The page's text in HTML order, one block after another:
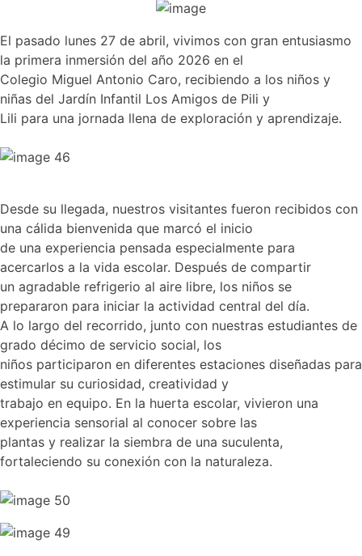
El pasado lunes 27 de abril, vivimos con gran entusiasmo
la primera inmersión del año 2026 en el
Colegio Miguel Antonio Caro, recibiendo a los niños y
niñas del Jardín Infantil Los Amigos de Pili y
Lili para una jornada llena de exploración y aprendizaje.
Desde su llegada, nuestros visitantes fueron recibidos con
una cálida bienvenida que marcó el inicio
de una experiencia pensada especialmente para
acercarlos a la vida escolar. Después de compartir
un agradable refrigerio al aire libre, los niños se
prepararon para iniciar la actividad central del día.
A lo largo del recorrido, junto con nuestras estudiantes de
grado décimo de servicio social, los
niños participaron en diferentes estaciones diseñadas para
estimular su curiosidad, creatividad y
trabajo en equipo. En la huerta escolar, vivieron una
experiencia sensorial al conocer sobre las
plantas y realizar la siembra de una suculenta,
fortaleciendo su conexión con la naturaleza.